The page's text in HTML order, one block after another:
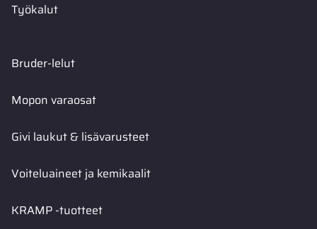
Työkalut
Bruder-lelut
Mopon varaosat
Givi laukut & lisävarusteet
Voiteluaineet ja kemikaalit
KRAMP -tuotteet